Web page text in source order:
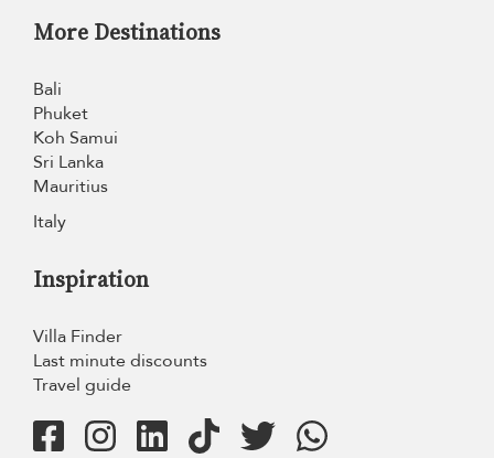
More Destinations
Bali
Phuket
Koh Samui
Sri Lanka
Mauritius
Italy
Inspiration
Villa Finder
Last minute discounts
Travel guide